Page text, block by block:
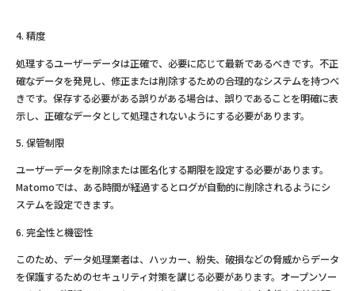
4. 精度
処理するユーザーデータは正確で、必要に応じて最新であるべきです。不正
確なデータを発見し、修正または削除するための合理的なシステムを持つべ
きです。保存する必要がある誤りがある場合は、誤りであることを明確に表
示し、正確なデータとして処理されないようにする必要があります。
5. 保管制限
ユーザーデータを削除または匿名化する期限を設定する必要があります。
Matomoでは、ある時間が経過するとログが自動的に削除されるようにシ
ステムを設定できます。
6. 完全性と機密性
このため、データ処理業者は、ハッカー、紛失、破損などの脅威からデータ
を保護するためのセキュリティ対策を講じる必要があります。オープンソー